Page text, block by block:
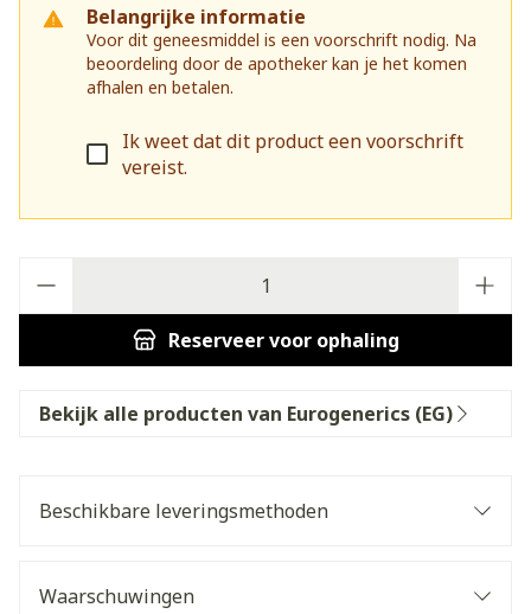
Belangrijke informatie
Voor dit geneesmiddel is een voorschrift nodig. Na
beoordeling door de apotheker kan je het komen
afhalen en betalen.
Ik weet dat dit product een voorschrift
vereist.
Reserveervoor ophaling
Bekijk alle producten van Eurogenerics (EG)
Beschikbare leveringsmethoden
Waarschuwingen